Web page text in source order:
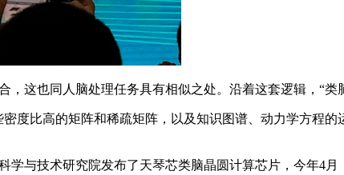
也同人脑处理任务具有相似之处。沿着这套逻辑，“类
比高的矩阵和稀疏矩阵，以及知识图谱、动力学方程的
技术研究院发布了天琴芯类脑晶圆计算芯片，今年4月，